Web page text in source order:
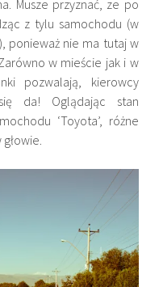
Musze przyznać, ze po
z tylu samochodu (w
ponieważ nie ma tutaj w
w mieście jak i w
pozwalają, kierowcy
da! Oglądając stan
‘Toyota’, różne